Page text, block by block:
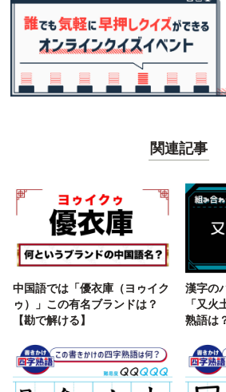
関連記事
中国語では「優衣庫（ヨゥイク
ゥ）」この有名ブランドは？
【勘で解ける】
漢字の
「又
熟語は